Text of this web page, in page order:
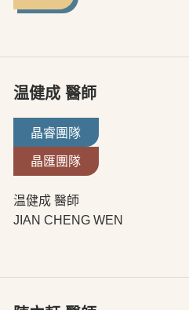
温健成 醫師
晶睿團隊
晶匯團隊
温健成 醫師
JIAN CHENG WEN